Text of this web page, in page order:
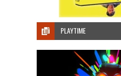
PLAYTIME